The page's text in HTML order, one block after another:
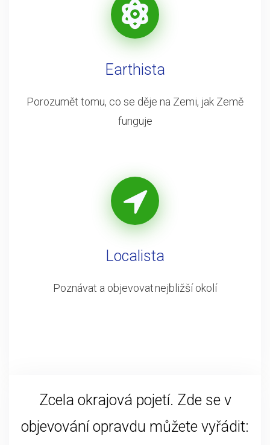
Earthista
Porozumět tomu, co se děje na Zemi, jak Země
funguje
Localista
Poznávat a objevovat nejbližší okolí
Zcela okrajová pojetí. Zde se v
objevování opravdu můžete vyřádit: